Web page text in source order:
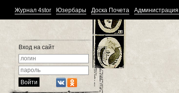
Журнал 4stor Юзербары Доска Почета
Вход на сайт